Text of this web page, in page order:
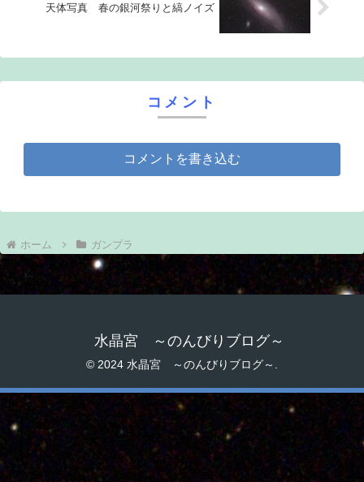
天体写真 春の銀河祭りと縞ノイズ
コメント
コメントを書き込む
ホーム ガンプラ
水晶宮 ～のんびりブログ～
© 2024 水晶宮 ～のんびりブログ～.